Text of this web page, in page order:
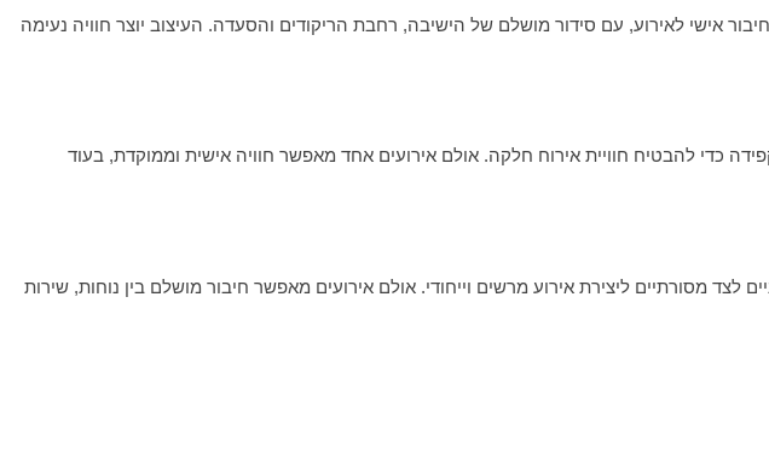
אישי לאירוע, עם סידור מושלם של הישיבה, רחבת הריקודים והסעדה. העיצוב יוצר חוויה נעימה
כדי להבטיח חוויית אירוח חלקה. אולם אירועים אחד מאפשר חוויה אישית וממוקדת, בעוד
מסורתיים ליצירת אירוע מרשים וייחודי. אולם אירועים מאפשר חיבור מושלם בין נוחות, שירות